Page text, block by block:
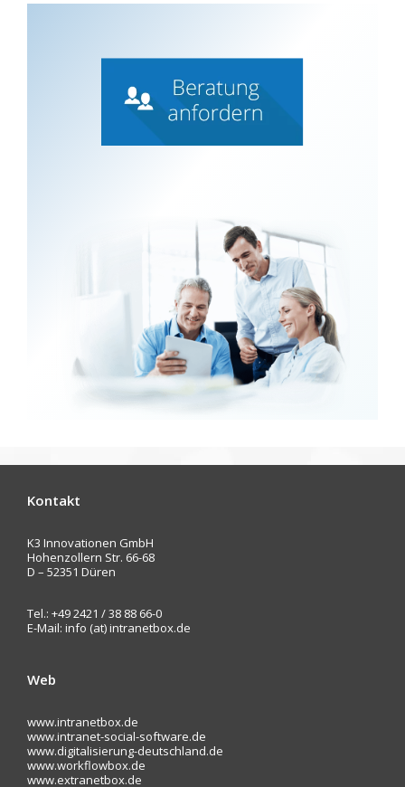
Kontakt
K3 Innovationen GmbH
Hohenzollern Str. 66-68
D – 52351 Düren
Tel.: +49 2421 / 38 88 66-0
E-Mail: info (at) intranetbox.de
Web
www.intranetbox.de
www.intranet-social-software.de
www.digitalisierung-deutschland.de
www.workflowbox.de
www.extranetbox.de